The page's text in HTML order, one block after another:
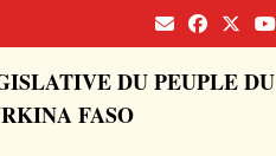
DU PEUPLE DU
FASO